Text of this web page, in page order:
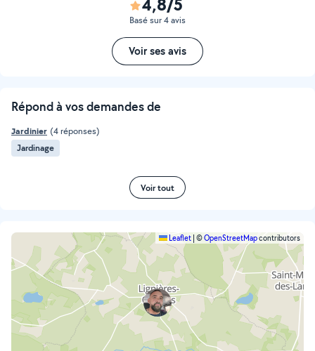
Basé sur 4 avis
Voir ses avis
Répond à vos demandes de
Jardinier (4 réponses)
Jardinage
Voir tout
Leaflet ©OpenStreetMapcontributors